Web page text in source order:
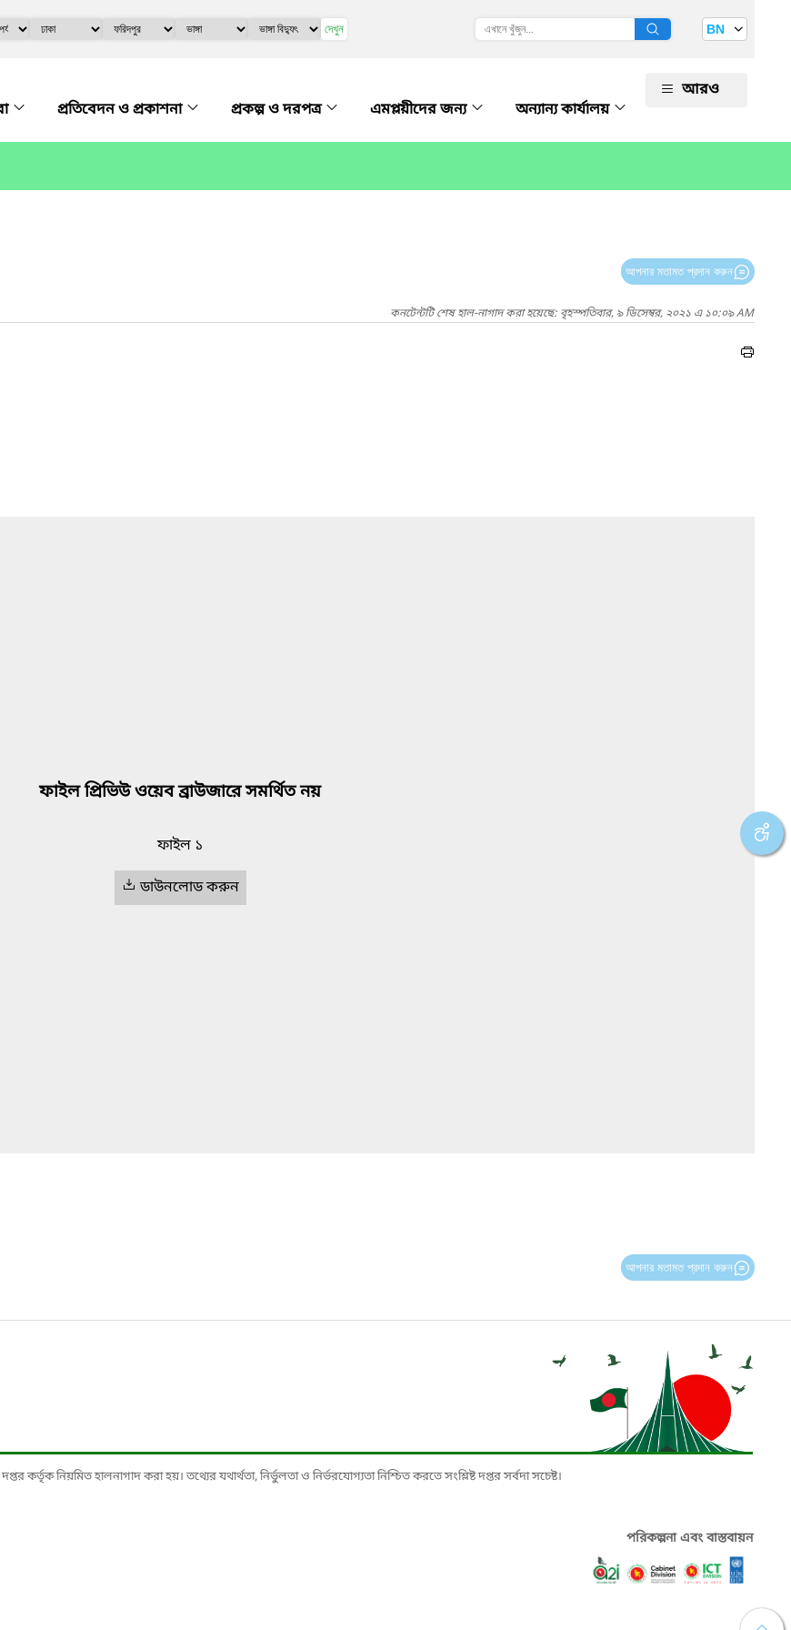
দেখুন BN
প্রতিবেদন ও প্রকাশনা প্রকল্প ও দরপত্র এমপ্লয়ীদের জন্য অন্যান্য কার্যালয়
আরও
আপনার মতামত প্রদান করুন
কনটেন্টটি শেষ হাল-নাগাদ করা হয়েছে: বৃহস্পতিবার, ৯ ডিসেম্বর, ২০২১ এ ১০:০৯ AM
ফাইল প্রিভিউ ওয়েব ব্রাউজারে সমর্থিত নয়
ফাইল ১
ডাউনলোড করুন
আপনার মতামত প্রদান করুন
কর্তৃক নিয়মিত হালনাগাদ করা হয়। তথ্যের যথার্থতা, নির্ভুলতা ও নির্ভরযোগ্যতা নিশ্চিত করতে সংশ্লিষ্ট দপ্তর সর্বদা সচেষ্ট।
পরিকল্পনা এবং বাস্তবায়ন